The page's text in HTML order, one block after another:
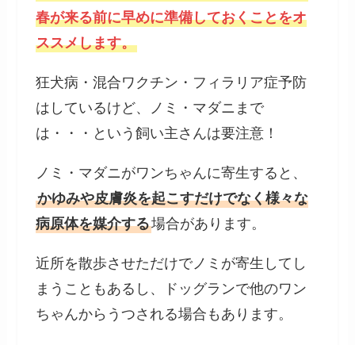
春が来る前に早めに準備しておくことをオ
ススメします。
狂犬病・混合ワクチン・フィラリア症予防
はしているけど、ノミ・マダニまで
は・・・という飼い主さんは要注意！
ノミ・マダニがワンちゃんに寄生すると、
かゆみや皮膚炎を起こすだけでなく様々な
病原体を媒介する場合があります。
近所を散歩させただけでノミが寄生してし
まうこともあるし、ドッグランで他のワン
ちゃんからうつされる場合もあります。